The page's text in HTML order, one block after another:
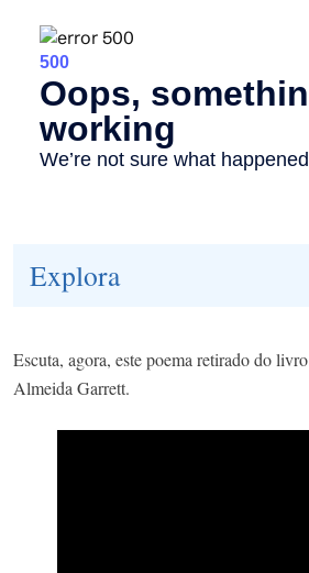
Explora
Escuta, agora, este poema retirado do livro
Almeida Garrett.